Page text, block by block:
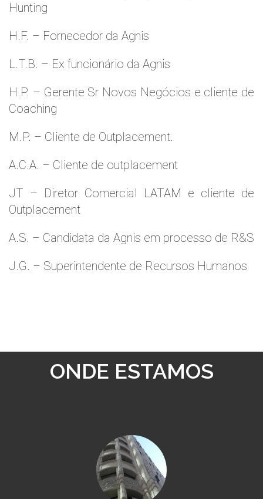
Hunting
H.F. – Fornecedor da Agnis
L.T.B. – Ex funcionário da Agnis
H.P. – Gerente Sr Novos Negócios e cliente de
Coaching
M.P. – Cliente de Outplacement.
A.C.A. – Cliente de outplacement
JT – Diretor Comercial LATAM e cliente de
Outplacement
A.S. – Candidata da Agnis em processo de R&S
J.G. – Superintendente de Recursos Humanos
ONDE ESTAMOS